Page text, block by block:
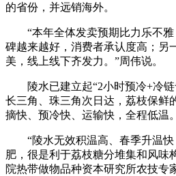
的省份，并远销海外。
“本年全体发卖预期比力乐不雅
碑越来越好，消费者承认度高；另
美，线上线下齐发力。”周伟说。
陵水已建立起“2小时预冷+冷链
长三角、珠三角次日达，荔枝保鲜
摘快、预冷快、运输快，全程低温。
“陵水无效积温高、春季升温快
肥，很是利于荔枝糖分堆集和风味
院热带做物品种资本研究所农技专